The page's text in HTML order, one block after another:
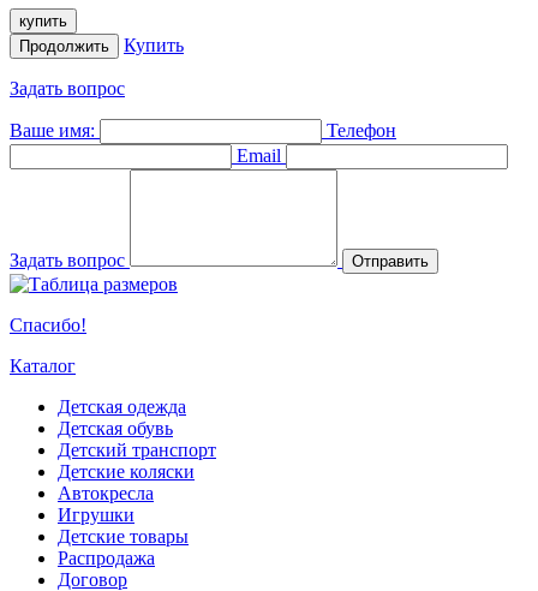
купить
Продолжить
Купить
Задать вопрос
Ваше имя:
Телефон
Email
Задать вопрос Отправить
Спасибо!
Каталог
Детская одежда
Детская обувь
Детский транспорт
Детские коляски
Автокресла
Игрушки
Детские товары
Распродажа
Договор